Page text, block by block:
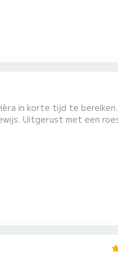
in korte tijd te
Uitgerust met een